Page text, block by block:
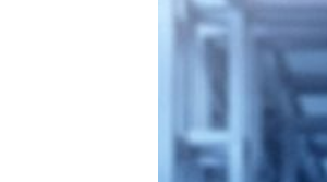
Kongo